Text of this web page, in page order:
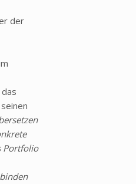
der
Portfolio